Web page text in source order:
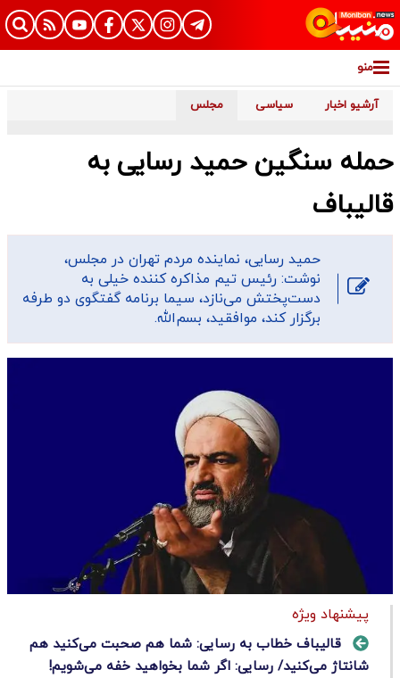
منو
آرشیو اخبار سیاسی مجلس
حمله سنگین حمید رسایی به
قالیباف
حمید رسایی، نماینده مردم تهران در مجلس،
نوشت: رئیس تیم مذاکره کننده خیلی به
دست‌پختش می‌نازد، سیما برنامه گفتگوی دو طرفه
برگزار کند، موافقید، بسم‌الله.
پیشنهاد ویژه
قالیباف خطاب به رسایی: شما هم صحبت می‌کنید هم
شانتاژ می‌کنید/ رسایی: اگر شما بخواهید خفه می‌شویم!